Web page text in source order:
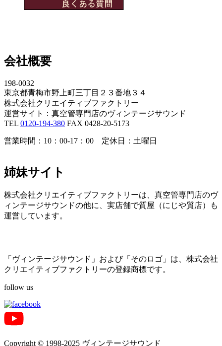
会社概要
198-0032
東京都青梅市野上町三丁目２３番地３４
株式会社クリエイティブファクトリー
運営サイト：真空管専門店のヴィンテージサウンド
TEL 0120-194-380 FAX 0428-20-5173
営業時間：10：00-17：00 定休日：土曜日
姉妹サイト
株式会社クリエイティブファクトリーは、真空管専門店のヴ
ィンテージサウンドの他に、実店舗で質屋（にじや質店）も
運営しています。
「ヴィンテージサウンド」および「そのロゴ」は、株式会社
クリエイティブファクトリーの登録商標です。
follow us
Copyright © 1998-2025 ヴィンテージサウンド